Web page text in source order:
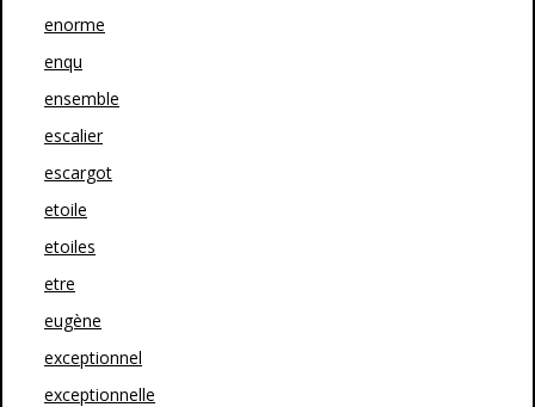
enorme
enqu
ensemble
escalier
escargot
etoile
etoiles
etre
eugène
exceptionnel
exceptionnelle